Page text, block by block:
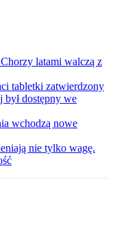
latami walczą z
tabletki zatwierdzony
był dostępny we
wchodzą nowe
nie tylko wagę.